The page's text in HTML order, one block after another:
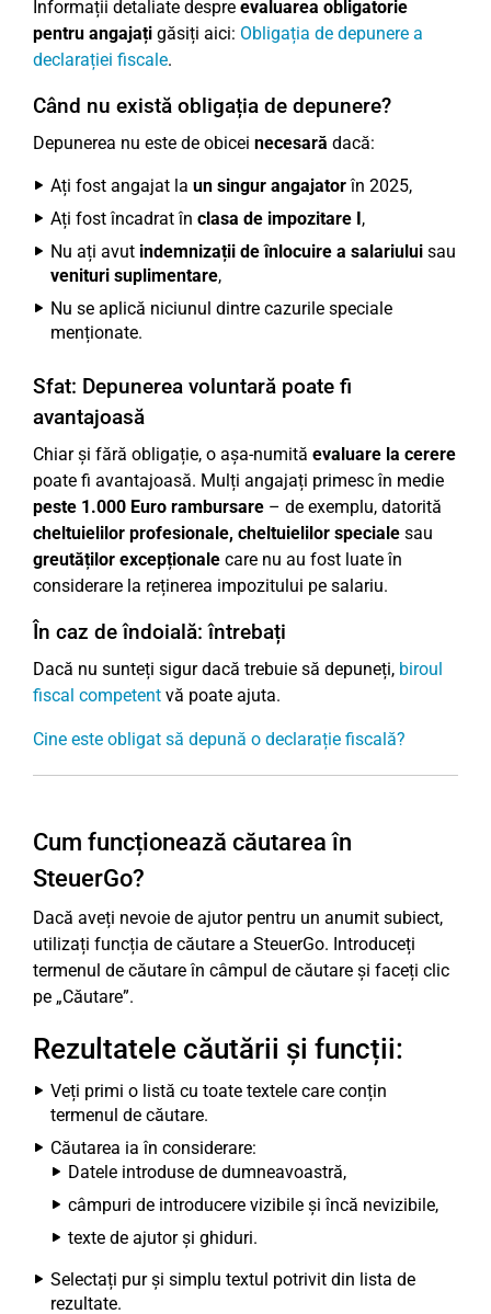
Informații detaliate despre evaluarea obligatorie
pentru angajați găsiți aici: Obligația de depunere a
declarației fiscale.
Când nu există obligația de depunere?
Depunerea nu este de obicei necesară dacă:
Ați fost angajat la un singur angajatorîn 2025,
Ați fost încadrat în clasa de impozitare I ,
Nu ați avut indemnizații de înlocuire a salariului sau
venituri suplimentare,
Nu se aplică niciunul dintre cazurile speciale
menționate.
Sfat: Depunerea voluntară poate fi
avantajoasă
Chiar și fără obligație, o așa-numită evaluare la cerere
poate fi avantajoasă. Mulți angajați primesc în medie
peste 1.000 Euro rambursare – de exemplu, datorită
cheltuielilor profesionale, cheltuielilor speciale sau
greutăților excepționale care nu au fost luate în
considerare la reținerea impozitului pe salariu.
În caz de îndoială: întrebați
Dacă nu sunteți sigur dacă trebuie să depuneți, biroul
fiscal competent vă poate ajuta.
Cine este obligat să depună o declarație fiscală?
Cum funcționează căutarea în
SteuerGo?
Dacă aveți nevoie de ajutor pentru un anumit subiect,
utilizați funcția de căutare a SteuerGo. Introduceți
termenul de căutare în câmpul de căutare și faceți clic
pe „Căutare”.
Rezultatele căutării și funcții:
Veți primi o listă cu toate textele care conțin
termenul de căutare.
Căutarea ia în considerare:
Datele introduse de dumneavoastră,
câmpuri de introducere vizibile și încă nevizibile,
texte de ajutor și ghiduri.
Selectați pur și simplu textul potrivit din lista de
rezultate.